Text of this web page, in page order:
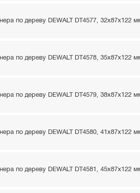
по дереву DEWALT DT4577, 32x87x122
по дереву DEWALT DT4578, 35x87x122
по дереву DEWALT DT4579, 38x87x122
по дереву DEWALT DT4580, 41x87x122
по дереву DEWALT DT4581, 45x87x122